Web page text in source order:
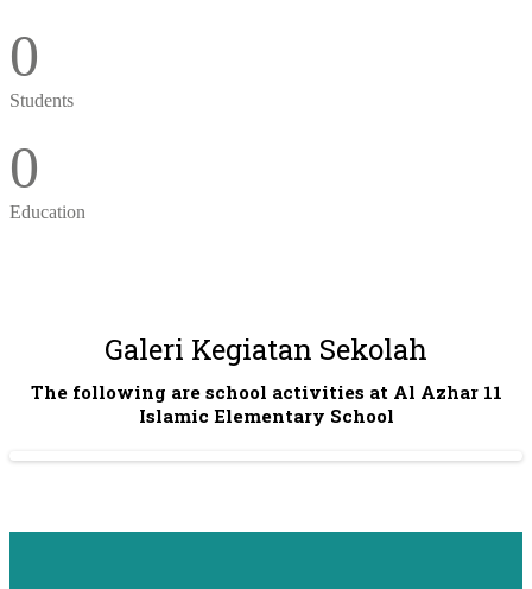
0
Students
0
Education
Galeri Kegiatan Sekolah
The following are school activities at Al Azhar 11
Islamic Elementary School